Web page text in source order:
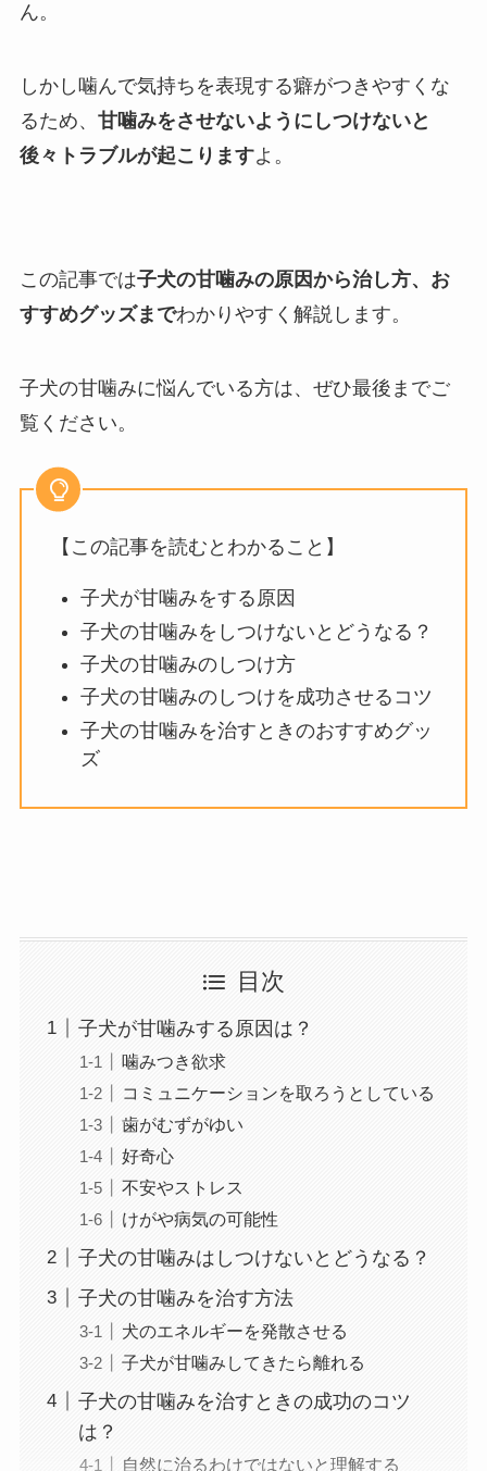
ん。
しかし噛んで気持ちを表現する癖がつきやすくな
るため、 甘噛みをさせないようにしつけないと
後々トラブルが起こりますよ。
この記事では子犬の甘噛みの原因から治し方、お
すすめグッズまでわかりやすく解説します。
子犬の甘噛みに悩んでいる方は、ぜひ最後までご
覧ください。
【この記事を読むとわかること】
子犬が甘噛みをする原因
子犬の甘噛みをしつけないとどうなる？
子犬の甘噛みのしつけ方
子犬の甘噛みのしつけを成功させるコツ
子犬の甘噛みを治すときのおすすめグッ
ズ
目次
子犬が甘噛みする原因は？
噛みつき欲求
コミュニケーションを取ろうとしている
歯がむずがゆい
好奇心
不安やストレス
けがや病気の可能性
子犬の甘噛みはしつけないとどうなる？
子犬の甘噛みを治す方法
犬のエネルギーを発散させる
子犬が甘噛みしてきたら離れる
子犬の甘噛みを治すときの成功のコツ
は？
自然に治るわけではないと理解する